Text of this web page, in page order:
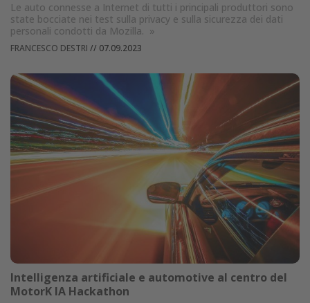
Le auto connesse a Internet di tutti i principali produttori sono
state bocciate nei test sulla privacy e sulla sicurezza dei dati
personali condotti da Mozilla. »
FRANCESCO DESTRI // 07.09.2023
Intelligenza artificiale e automotive al centro del
MotorK IA Hackathon